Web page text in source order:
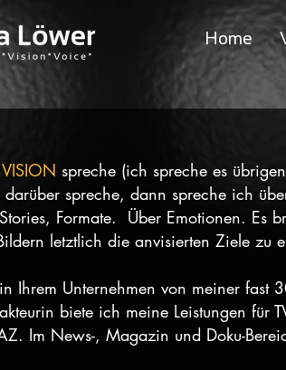
Home
VISION spreche (ich spreche es
spreche, dann spreche ich
Formate. Über Emotionen. Es
letztlich die anvisierten Ziele zu
Ihrem Unternehmen von meiner fast
biete ich meine Leistungen für
Im News-, Magazin und Doku-